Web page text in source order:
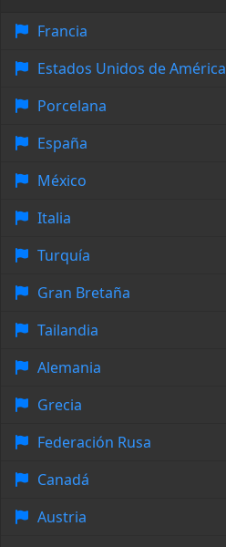
Francia
Estados Unidos de América
Porcelana
España
México
Italia
Turquía
Gran Bretaña
Tailandia
Alemania
Grecia
Federación Rusa
Canadá
Austria